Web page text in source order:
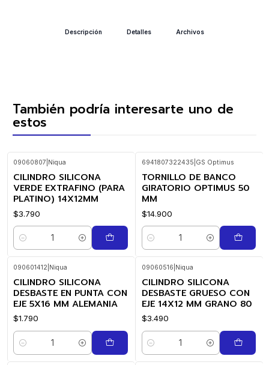
Descripción Detalles Archivos
También podría interesarte uno de
estos
09060807 Niqua
CILINDRO SILICONA
VERDE EXTRAFINO (PARA
PLATINO) 14X12MM
$3.790
Cantidad
6941807322435 GS Optimus
TORNILLO DE BANCO
GIRATORIO OPTIMUS 50
MM
$14.900
Cantidad
090601412 Niqua
CILINDRO SILICONA
DESBASTE EN PUNTA CON
EJE 5X16 MM ALEMANIA
$1.790
Cantidad
09060516 Niqua
CILINDRO SILICONA
DESBASTE GRUESO CON
EJE 14X12 MM GRANO 80
$3.490
Cantidad